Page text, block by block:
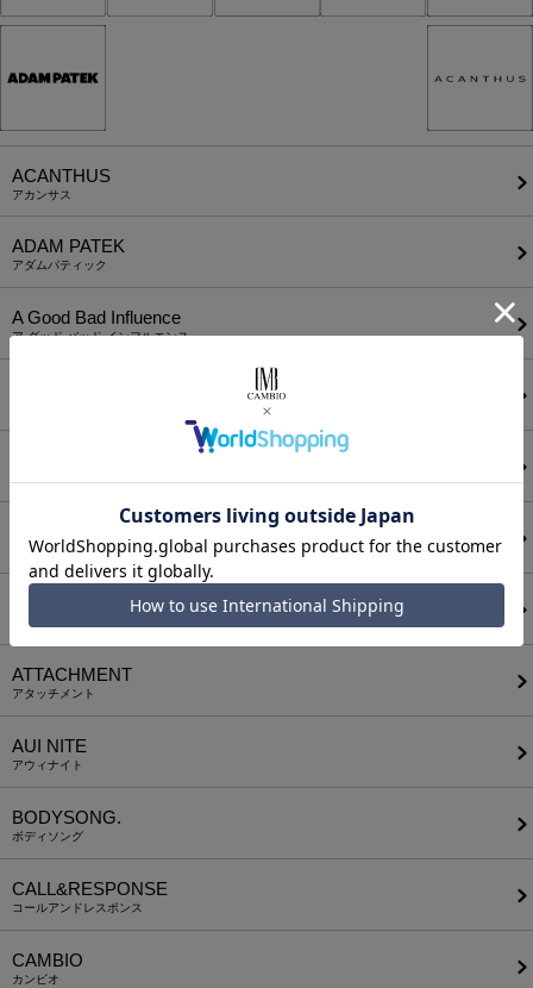
ACANTHUS
アカンサス
ADAM PATEK
アダムパティック
A Good Bad Influence
ア グッド バッド インフルエンス
ア リトル
アンゲネーム
ATTACHMENT
アタッチメント
AUI NITE
アウィナイト
BODYSONG.
ボディソング
CALL&RESPONSE
コールアンドレスポンス
CAMBIO
カンビオ